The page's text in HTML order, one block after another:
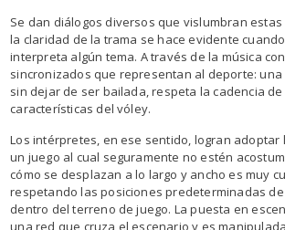
Se dan diálogos diversos que vislumbran
la claridad de la trama se hace evidente
interpreta algún tema. A través de la música
sincronizados que representan al deporte:
sin dejar de ser bailada, respeta la cadencia
características del vóley.
Los intérpretes, en ese sentido, logran adoptar
un juego al cual seguramente no estén
cómo se desplazan a lo largo y ancho es muy
respetando las posiciones predeterminadas
dentro del terreno de juego. La puesta en
una red que cruza el escenario y es